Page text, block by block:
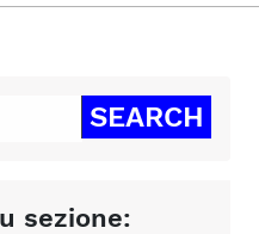
sezione: